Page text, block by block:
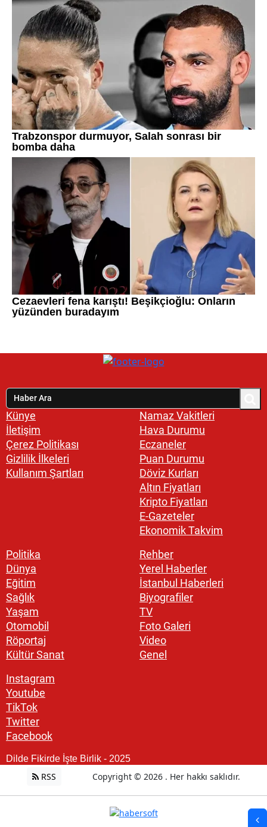
Künye
İletişim
Çerez Politikası
Gizlilik İlkeleri
Kullanım Şartları
Namaz Vakitleri
Hava Durumu
Eczaneler
Puan Durumu
Döviz Kurları
Altın Fiyatları
Kripto Fiyatları
E-Gazeteler
Ekonomik Takvim
Politika
Dünya
Eğitim
Sağlık
Yaşam
Otomobil
Röportaj
Kültür Sanat
Rehber
Yerel Haberler
İstanbul Haberleri
Biyografiler
TV
Foto Galeri
Video
Genel
Instagram
Youtube
TikTok
Twitter
Facebook
Dilde Fikirde İşte Birlik - 2025
RSS Copyright © 2026 . Her hakkı saklıdır.